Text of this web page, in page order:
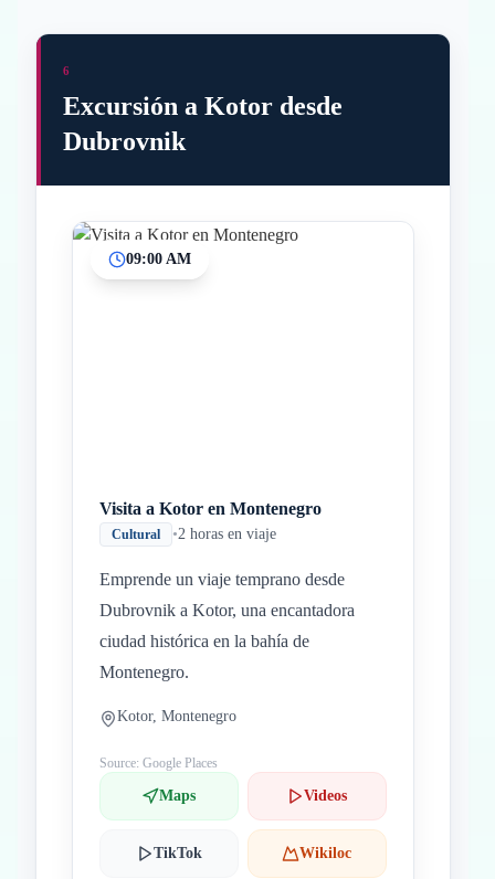
6
Excursión a Kotor desde
Dubrovnik
09:00 AM
Visita a Kotor en Montenegro
Cultural •2 horas en viaje
Emprende un viaje temprano desde
Dubrovnik a Kotor, una encantadora
ciudad histórica en la bahía de
Montenegro.
Kotor, Montenegro
Source: Google Places
Maps Videos
TikTok Wikiloc